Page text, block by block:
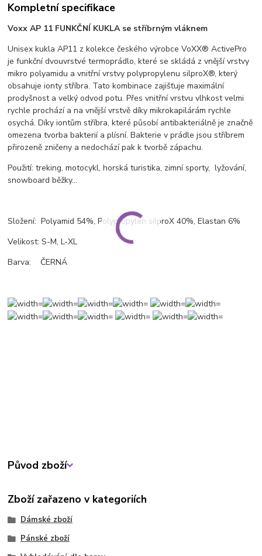
Kompletní specifikace
Voxx AP 11 FUNKČNÍ KUKLA se stříbrným vláknem
Unisex kukla AP11 z kolekce českého výrobce VoXX® ActivePro
je funkční dvouvrstvé termoprádlo, které se skládá z vnější vrstvy
mikro polyamidu a vnitřní vrstvy polypropylenu silproX®, který
obsahuje ionty stříbra. Tato kombinace zajišťuje maximální
prodyšnost a velký odvod potu. Přes vnitřní vrstvu vlhkost velmi
rychle prochází a na vnější vrstvě díky mikrokapilárám rychle
osychá. Díky iontům stříbra, které působí antibakteriálně je značně
omezena tvorba bakterií a plísní. Bakterie v prádle jsou stříbrem
přirozeně zničeny a nedochází pak k tvorbě zápachu.
Použití: treking, motocykl, horská turistika, zimní sporty, lyžování,
snowboard běžky...
Složení: Polyamid 54%, Polypropylen silproX 40%, Elastan 6%
Velikost: S-M, L-XL
Barva: ČERNÁ
Původ zboží
Zboží zařazeno v kategoriích
Dámské zboží
Pánské zboží